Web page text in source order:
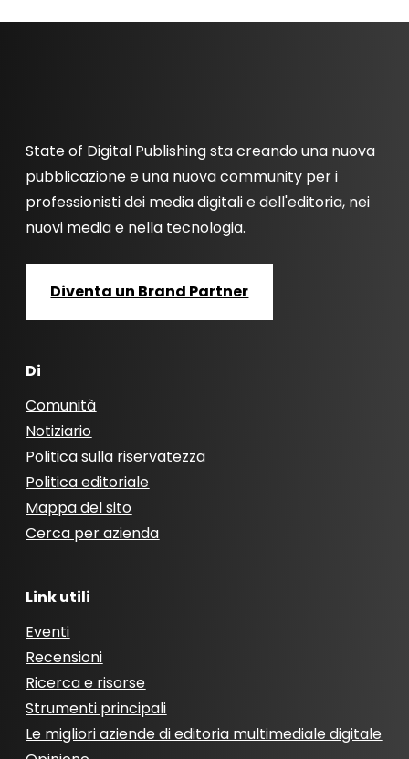
State of Digital Publishing sta creando una nuova
pubblicazione e una nuova community per i
professionisti dei media digitali e dell'editoria, nei
nuovi media e nella tecnologia.
Diventa un Brand Partner
Di
Comunità
Notiziario
Politica sulla riservatezza
Politica editoriale
Mappa del sito
Cerca per azienda
Link utili
Eventi
Recensioni
Ricerca e risorse
Strumenti principali
Le migliori aziende di editoria multimediale digitale